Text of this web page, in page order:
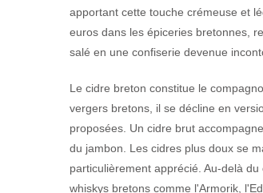
apportant cette touche crémeuse et
euros dans les épiceries bretonnes,
salé en une confiserie devenue
Le cidre breton constitue le
vergers bretons, il se décline en
proposées. Un cidre brut
du jambon. Les cidres plus doux se
particulièrement apprécié. Au-delà
whiskys bretons comme l'Armorik,